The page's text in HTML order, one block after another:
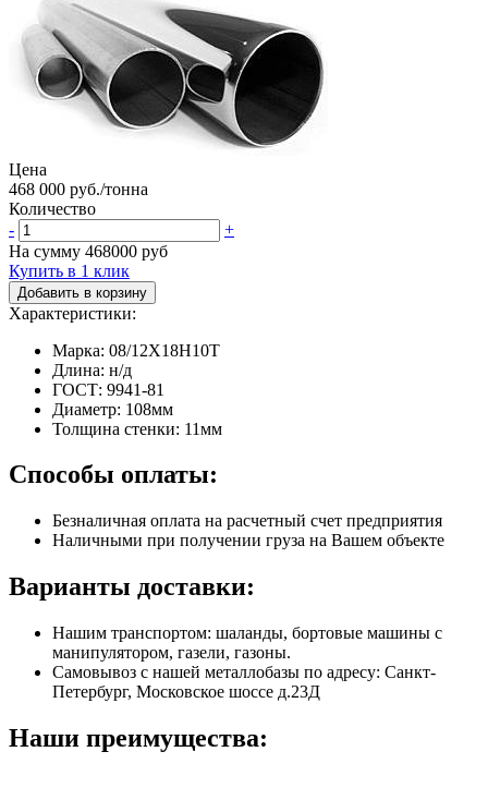
Цена
468 000 руб./тонна
Количество
-
+
На сумму 468000 руб
Купить в 1 клик
Добавить в корзину
Характеристики:
Марка: 08/12Х18Н10Т
Длина: н/д
ГОСТ: 9941-81
Диаметр: 108мм
Толщина стенки: 11мм
Способы оплаты:
Безналичная оплата на расчетный счет предприятия
Наличными при получении груза на Вашем объекте
Варианты доставки:
Нашим транспортом: шаланды, бортовые машины с
манипулятором, газели, газоны.
Самовывоз с нашей металлобазы по адресу: Санкт-
Петербург, Московское шоссе д.23Д
Наши преимущества: